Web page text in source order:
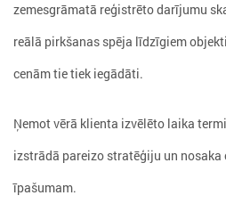
zemesgrāmatā reģistrēto darījumu
reālā pirkšanas spēja līdzīgiem
cenām tie tiek iegādāti.
Ņemot vērā klienta izvēlēto laika
izstrādā pareizo stratēģiju un
īpašumam.